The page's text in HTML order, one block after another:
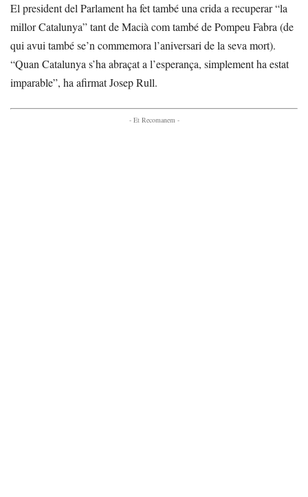
El president del Parlament ha fet també una crida a recuperar “la
millor Catalunya” tant de Macià com també de Pompeu Fabra (de
qui avui també se’n commemora l’aniversari de la seva mort).
“Quan Catalunya s’ha abraçat a l’esperança, simplement ha estat
imparable”, ha afirmat Josep Rull.
- Et Recomanem -